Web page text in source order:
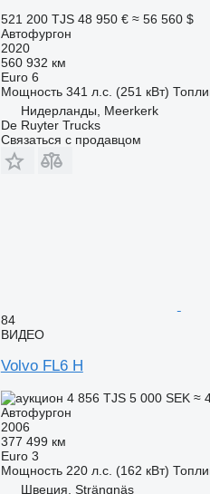
521 200 TJS 48 950 € ≈ 56 560 $
Автофургон
2020
560 932 км
Euro 6
Мощность 341 л.с. (251 кВт)
Нидерланды, Meerkerk
De Ruyter Trucks
Связаться с продавцом
84
ВИДЕО
Volvo FL6 H
4 856 TJS 5 000 SEK ≈
Автофургон
2006
377 499 км
Euro 3
Мощность 220 л.с. (162 кВт)
Швеция, Strängnäs